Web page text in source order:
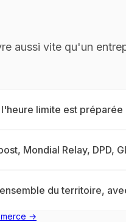
aussi vite qu'un
limite est
Mondial Relay, DPD,
du territoire,
→